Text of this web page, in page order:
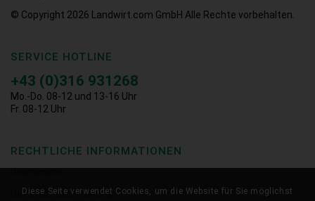
© Copyright 2026
Landwirt.com GmbH Alle Rechte vorbehalten.
SERVICE HOTLINE
+43 (0)316 931268
Mo.-Do. 08-12 und 13-16 Uhr
Fr. 08-12 Uhr
RECHTLICHE INFORMATIONEN
Datenschutzerklärung
Diese Seite verwendet Cookies, um die Website für Sie möglichst